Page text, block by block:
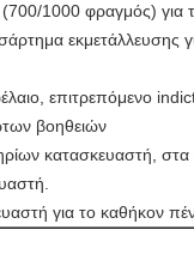
1000 φραγμός) για
εκμετάλλευσης
επιτρεπόμενο
βοηθειών
κατασκευαστή, στα
για το καθήκον